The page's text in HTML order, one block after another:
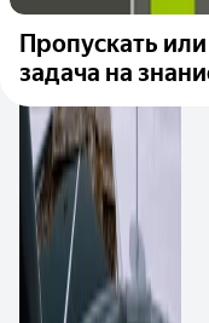
Пропускать
задача на